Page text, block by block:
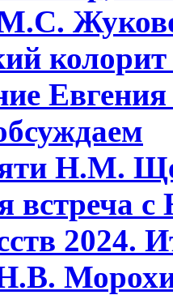
колорит
Н.М.
встреча
2024.
Н.В.